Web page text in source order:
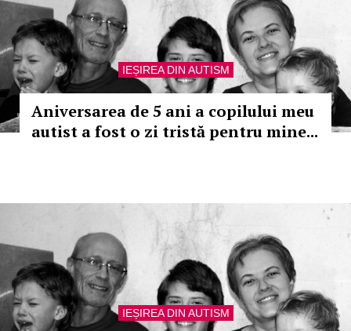
IEȘIREA DIN AUTISM
Aniversarea de 5 ani a copilului meu
autist a fost o zi tristă pentru mine...
IEȘIREA DIN AUTISM